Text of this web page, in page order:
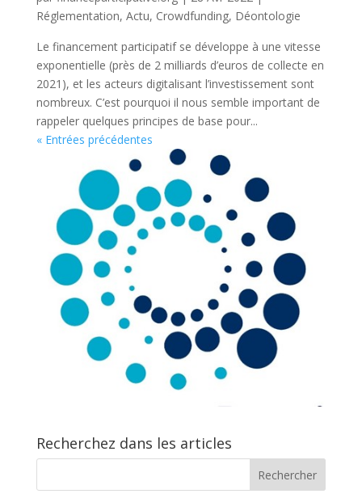
Réglementation, Actu, Crowdfunding, Déontologie
Le financement participatif se développe à une vitesse
exponentielle (près de 2 milliards d’euros de collecte en
2021), et les acteurs digitalisant l’investissement sont
nombreux. C’est pourquoi il nous semble important de
rappeler quelques principes de base pour...
« Entrées précédentes
Recherchez dans les articles